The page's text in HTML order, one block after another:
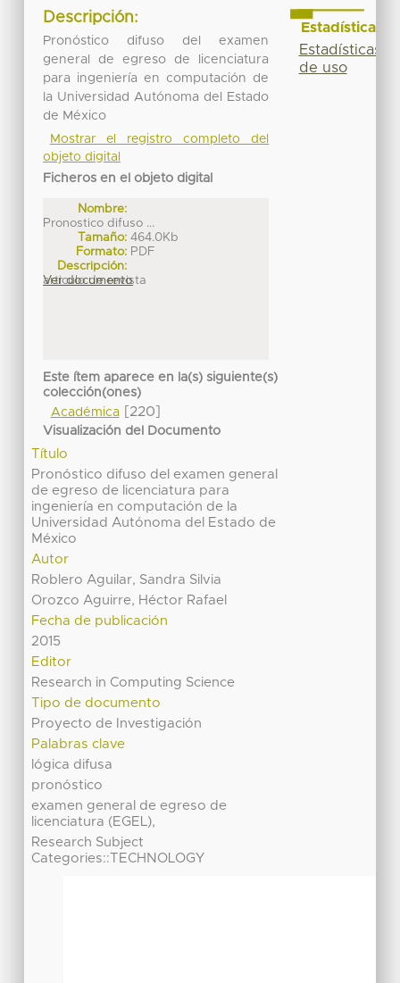
Descripción:
Pronóstico difuso del examen
general de egreso de licenciatura
para ingeniería en computación de
la Universidad Autónoma del Estado
de México
Mostrar el registro completo del
objeto digital
Ficheros en el objeto digital
Nombre:
Pronostico difuso ...
Tamaño: 464.0Kb
Formato: PDF
Descripción:
articulo de revista
Ver documento
Este ítem aparece en la(s) siguiente(s)
colección(ones)
Académica[220]
Visualización del Documento
Título
Pronóstico difuso del examen general
de egreso de licenciatura para
ingeniería en computación de la
Universidad Autónoma del Estado de
México
Autor
Roblero Aguilar, Sandra Silvia
Orozco Aguirre, Héctor Rafael
Fecha de publicación
2015
Editor
Research in Computing Science
Tipo de documento
Proyecto de Investigación
Palabras clave
lógica difusa
pronóstico
examen general de egreso de
licenciatura (EGEL),
Research Subject
Categories::TECHNOLOGY
Estadísticas
Estadísticas
de uso